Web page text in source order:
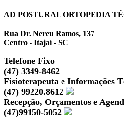
AD POSTURAL ORTOPEDIA
Rua Dr. Nereu Ramos, 137
Centro - Itajaí - SC
Telefone Fixo
(47) 3349-8462
Fisioterapeuta e Informações
(47) 99220.8612
Recepção, Orçamentos e
(47)99150-5052